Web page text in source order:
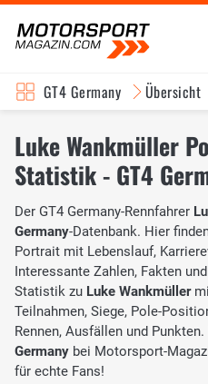
GT4 Germany Übersicht
Luke Wankmüller
Statistik - GT4
Der GT4 Germany-Rennfahrer
Germany-Datenbank. Hier
Portrait mit Lebenslauf,
Interessante Zahlen, Fakten
Statistik zu Luke Wankmüller
Teilnahmen, Siege, Pole-
Rennen, Ausfällen und Punkten.
Germany bei Motorsport-
für echte Fans!